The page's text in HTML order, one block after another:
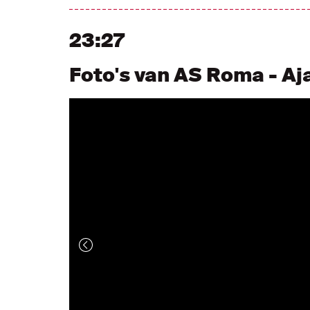
23:27
Foto's van AS Roma -